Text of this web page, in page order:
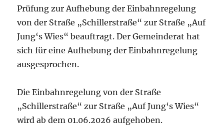
Prüfung zur Aufhebung der Einbahnregelung
von der Straße „Schillerstraße“ zur Straße „Auf
Jung‘s Wies“ beauftragt. Der Gemeinderat hat
sich für eine Aufhebung der Einbahnregelung
ausgesprochen.
Die Einbahnregelung von der Straße
„Schillerstraße“ zur Straße „Auf Jung‘s Wies“
wird ab dem 01.06.2026 aufgehoben.